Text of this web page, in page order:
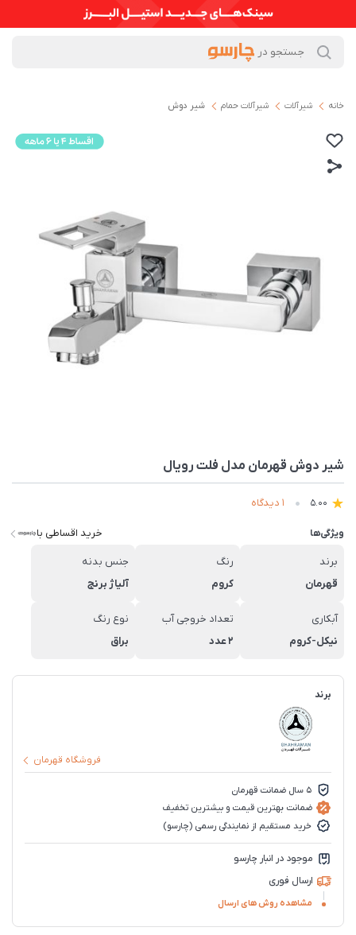
خانه شیرآلات شیرآلات حمام شیر دوش
شیر دوش قهرمان مدل فلت رویال
5.00 1 دیدگاه
ویژگی‌ها خرید اقساطی با
برند
قهرمان
رنگ
کروم
جنس بدنه
آلیاژ برنج
آبکاری
نیکل-کروم
تعداد خروجی آب
2 عدد
نوع رنگ
براق
برند
فروشگاه قهرمان
5 سال ضمانت قهرمان
ضمانت بهترین قیمت و بیشترین تخفیف
خرید مستقیم از نمایندگی رسمی (چارسو)
موجود در انبار چارسو
ارسال فوری
مشاهده روش های ارسال